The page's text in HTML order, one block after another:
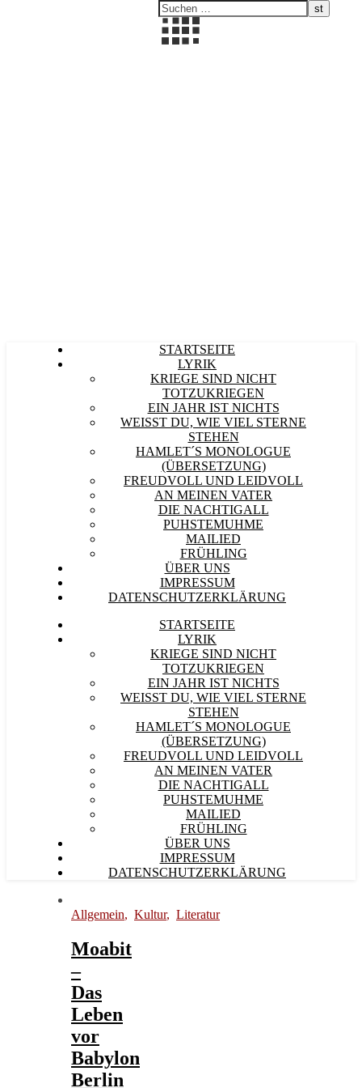
STARTSEITE
LYRIK
KRIEGE SIND NICHT
TOTZUKRIEGEN
EIN JAHR IST NICHTS
WEISST DU, WIE VIEL STERNE S
TEHEN
HAMLET´S MONOLOGUE
(ÜBERSETZUNG)
FREUDVOLL UND LEIDVOLL
AN MEINEN VATER
DIE NACHTIGALL
PUHSTEMUHME
MAILIED
FRÜHLING
ÜBER UNS
IMPRESSUM
DATENSCHUTZERKLÄRUNG
STARTSEITE
LYRIK
KRIEGE SIND NICHT
TOTZUKRIEGEN
EIN JAHR IST NICHTS
WEISST DU, WIE VIEL STERNE S
TEHEN
HAMLET´S MONOLOGUE
(ÜBERSETZUNG)
FREUDVOLL UND LEIDVOLL
AN MEINEN VATER
DIE NACHTIGALL
PUHSTEMUHME
MAILIED
FRÜHLING
ÜBER UNS
IMPRESSUM
DATENSCHUTZERKLÄRUNG
Allgemein, Kultur, Literatur
Moabit
–
Das
Leben
vor
Babylon
Berlin